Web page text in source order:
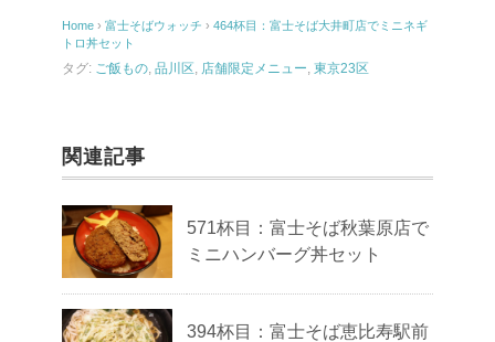
Home › 富士そばウォッチ › 464杯目：富士そば大井町店でミニネギ
トロ丼セット
タグ: ご飯もの 品川区 店舗限定メニュー 東京23区
関連記事
571杯目：富士そば秋葉原店で
ミニハンバーグ丼セット
394杯目：富士そば恵比寿駅前